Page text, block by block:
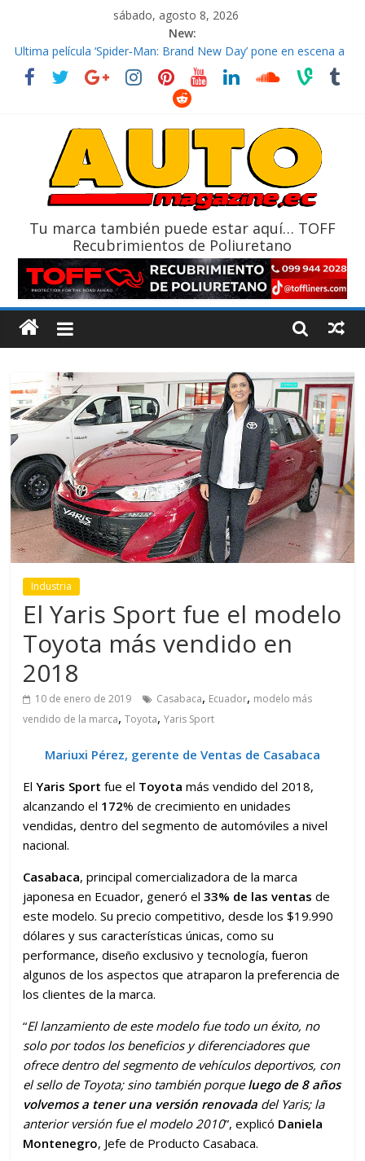
sábado, agosto 8, 2026
New:
El costo de tener un vehículo gana protagonismo a la hora de
decidir
Ultima película ‘Spider‑Man: Brand New Day’ pone en escena a
La Vuelta al Ecuador 2026, edición 47ª, recorre 7 provincias en 8
La FEDAK recibe 12 Sinotruk Bolden para cubrir las rutas de La
Tu marca también puede estar aquí… TOFF
Recubrimientos de Poliuretano
Industria
El Yaris Sport fue el modelo
Toyota más vendido en
2018
10 de enero de 2019 Casabaca, Ecuador, modelo más
vendido de la marca,Toyota,Yaris Sport
Mariuxi Pérez, gerente de Ventas de Casabaca
ElYaris Sportfue el Toyotamás vendido del 2018,
alcanzando el 172% de crecimiento en unidades
vendidas, dentro del segmento de automóviles a nivel
nacional.
Casabaca, principal comercializadora de la marca
japonesa en Ecuador, generó el 33% de las ventasde
este modelo. Su precio competitivo, desde los $19.990
dólares y sus características únicas, como su
performance, diseño exclusivo y tecnología, fueron
algunos de los aspectos que atraparon la preferencia de
los clientes de la marca.
“El lanzamiento de este modelo fue todo un éxito, no
solo por todos los beneficios y diferenciadores que
ofrece dentro del segmento de vehículos deportivos, con
el sello de Toyota; sino también porqueluego de 8 años
volvemos a tener una versión renovada del Yaris; la
anterior versión fue el modelo 2010”, explicó Daniela
Montenegro, Jefe de Producto Casabaca.